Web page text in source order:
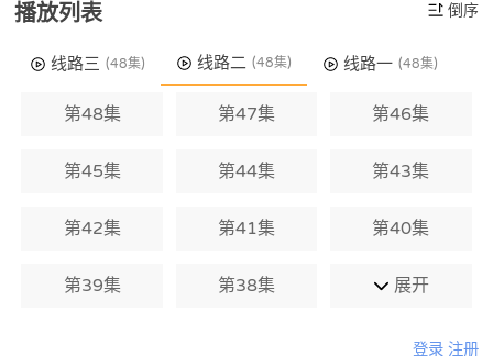
播放列表 倒序
线路三 (48集) 线路二 (48集) 线路一 (48集)
第48集 第47集 第46集
第45集 第44集 第43集
第42集 第41集 第40集
第39集 第38集 展开
登录 注册